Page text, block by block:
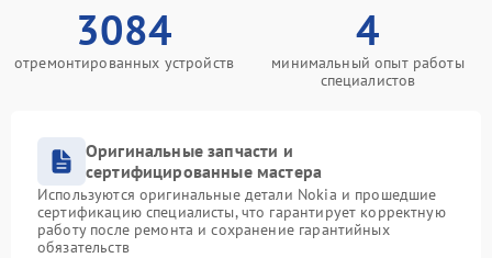
3084
отремонтированных устройств
4
минимальный опыт работы
специалистов
Оригинальные запчасти и
сертифицированные мастера
Используются оригинальные детали Nokia и прошедшие
сертификацию специалисты, что гарантирует корректную
работу после ремонта и сохранение гарантийных
обязательств